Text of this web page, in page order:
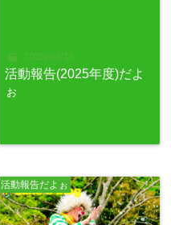
活動報告(2025年度)だよ
ぉ
活動報告だよぉ